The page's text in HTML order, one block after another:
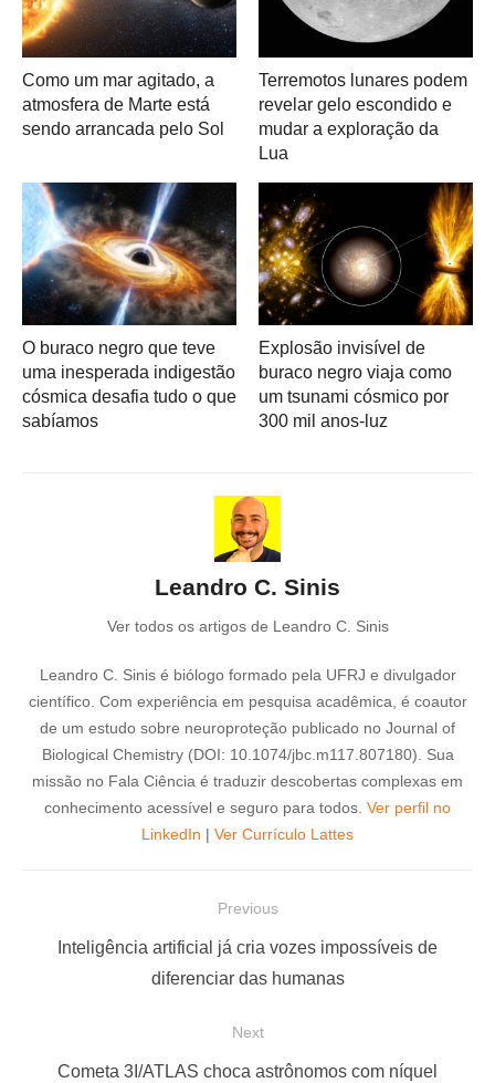
Como um mar agitado, a
atmosfera de Marte está
sendo arrancada pelo Sol
Terremotos lunares podem
revelar gelo escondido e
mudar a exploração da
Lua
O buraco negro que teve
uma inesperada indigestão
cósmica desafia tudo o que
sabíamos
Explosão invisível de
buraco negro viaja como
um tsunami cósmico por
300 mil anos-luz
Leandro C. Sinis
Ver todos os artigos de Leandro C. Sinis
Leandro C. Sinis é biólogo formado pela UFRJ e divulgador
científico. Com experiência em pesquisa acadêmica, é coautor
de um estudo sobre neuroproteção publicado no Journal of
Biological Chemistry (DOI: 10.1074/jbc.m117.807180). Sua
missão no Fala Ciência é traduzir descobertas complexas em
conhecimento acessível e seguro para todos. Ver perfil no
LinkedIn | Ver Currículo Lattes
Previous
Inteligência artificial já cria vozes impossíveis de
diferenciar das humanas
Next
Cometa 3I/ATLAS choca astrônomos com níquel